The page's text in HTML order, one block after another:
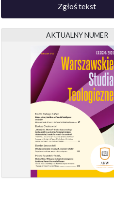
Zgłoś tekst
AKTUALNY NUMER